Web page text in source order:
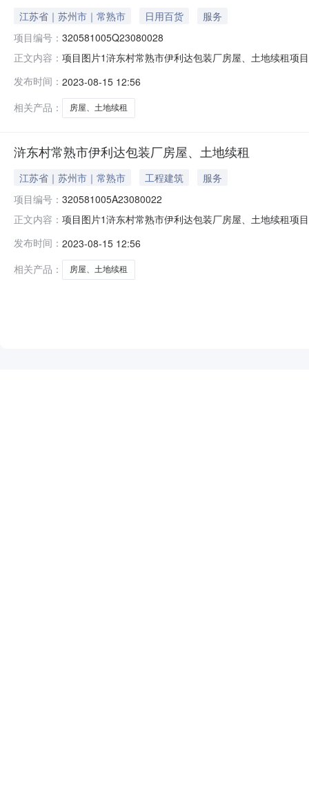
江苏省｜苏州市｜常熟市 日用百货
服务
项目编号： 320581005Q23080028
正文内容： 项目图片1浒东村常熟市伊利达包装厂房屋、土地续租项
常熟市伊利达包装厂房屋、土地续租交易面积：281平方
否他项权
发布时间： 2023-08-15 12:56
相关产品：
房屋、土地续租
浒东村常熟市伊利达包装厂房屋、土地续租
江苏省｜苏州市｜常熟市 工程建筑
服务
项目编号： 320581005A23080022
正文内容： 项目图片1浒东村常熟市伊利达包装厂房屋、土地续租项
0.54亩项目描述：浒东村常熟市伊利达包装厂房屋、土
村土地
发布时间： 2023-08-15 12:56
相关产品：
房屋、土地续租